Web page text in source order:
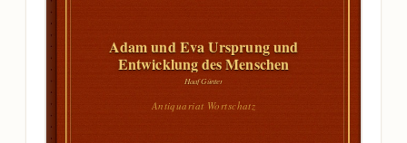
Adam und Eva Ursprung und
Entwicklung des Menschen
Haaf Günter
Antiquariat Wortschatz